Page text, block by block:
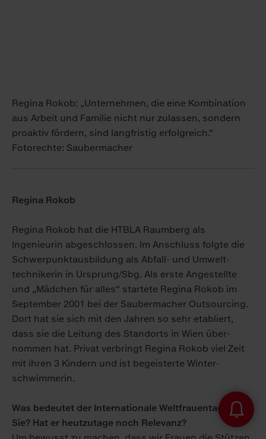
Regina Rokob: „Unternehmen, die eine Kombination
aus Arbeit und Familie nicht nur zulassen, sondern
proaktiv fördern, sind langfristig erfolgreich.“
Fotorechte: Saubermacher
Regina Rokob
Regina Rokob hat die HTBLA Raumberg als
Ingenieurin abgeschlossen. Im Anschluss folgte die
Schwer­punkt­ausbildung als Abfall- und Umwelt­
technikerin in Ursprung/Sbg. Als erste Angestellte
und „Mädchen für alles“ startete Regina Rokob im
September 2001 bei der Sauber­macher Outsourcing.
Dort hat sie sich mit den Jahren so sehr etabliert,
dass sie die Leitung des Standorts in Wien über­
nommen hat. Privat verbringt Regina Rokob viel Zeit
mit ihren 3 Kindern und ist be­geisterte Winter­
schwimmerin.
Was bedeutet der Internationale Welt­frauen­tag für
Sie? Hat er heut­zu­tage noch Relevanz?
Öl- &